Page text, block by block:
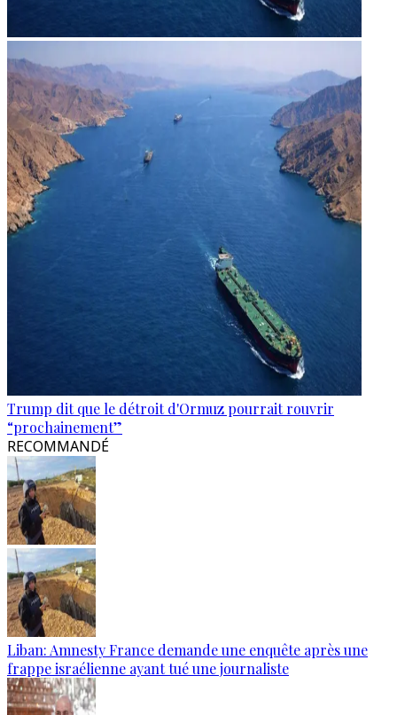
Trump dit que le détroit d'Ormuz pourrait rouvrir
“prochainement”
RECOMMANDÉ
Liban: Amnesty France demande une enquête après une
frappe israélienne ayant tué une journaliste